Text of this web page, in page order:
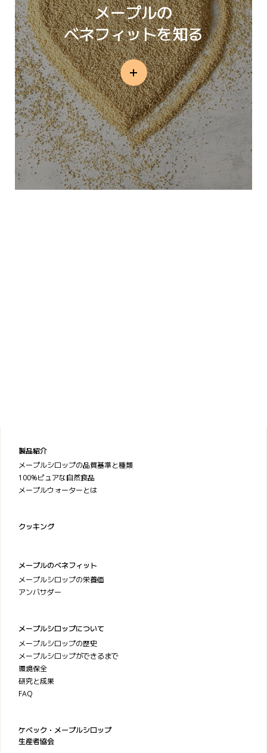
メープルの
ベネフィットを知る
製品紹介
メープルシロップの品質基準と種類
100%ピュアな自然食品
メープルウォーターとは
クッキング
メープルのベネフィット
メープルシロップの栄養価
アンバサダー
メープルシロップについて
メープルシロップの歴史
メープルシロップができるまで
環境保全
研究と成果
FAQ
ケベック・メープルシロップ
生産者協会